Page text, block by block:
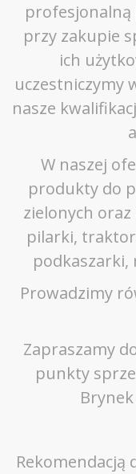
profesjonalną
przy zakupie
ich
uczestniczymy
nasze
W naszej
produkty do
zielonych
pilarki,
podkaszarki,
Prowadzimy
Zapraszamy
punkty
Rekomendacją